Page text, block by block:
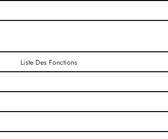
Liste Des Fonctions